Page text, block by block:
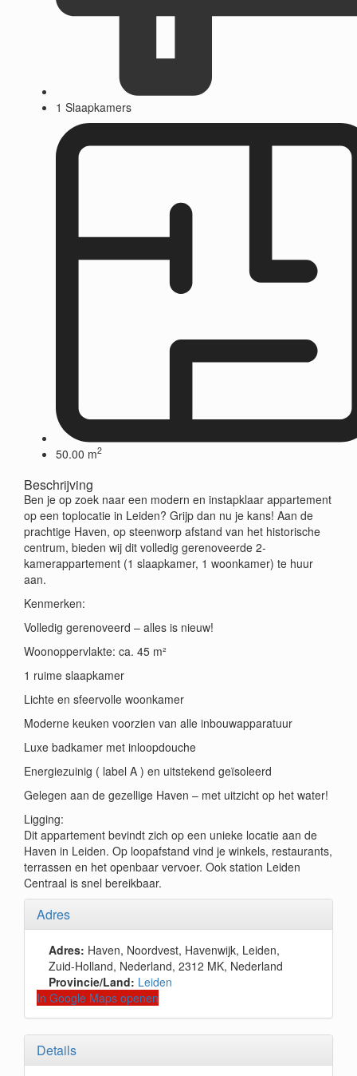
1 Slaapkamers
50.00 m2
Beschrijving
Ben je op zoek naar een modern en instapklaar appartement
op een toplocatie in Leiden? Grijp dan nu je kans! Aan de
prachtige Haven, op steenworp afstand van het historische
centrum, bieden wij dit volledig gerenoveerde 2-
kamerappartement (1 slaapkamer, 1 woonkamer) te huur
aan.
Kenmerken:
Volledig gerenoveerd – alles is nieuw!
Woonoppervlakte: ca. 45 m²
1 ruime slaapkamer
Lichte en sfeervolle woonkamer
Moderne keuken voorzien van alle inbouwapparatuur
Luxe badkamer met inloopdouche
Energiezuinig ( label A ) en uitstekend geïsoleerd
Gelegen aan de gezellige Haven – met uitzicht op het water!
Ligging:
Dit appartement bevindt zich op een unieke locatie aan de
Haven in Leiden. Op loopafstand vind je winkels, restaurants,
terrassen en het openbaar vervoer. Ook station Leiden
Centraal is snel bereikbaar.
Adres
Adres: Haven, Noordvest, Havenwijk, Leiden,
Zuid-Holland, Nederland, 2312 MK, Nederland
Provincie/Land: Leiden
In Google Maps openen
Details